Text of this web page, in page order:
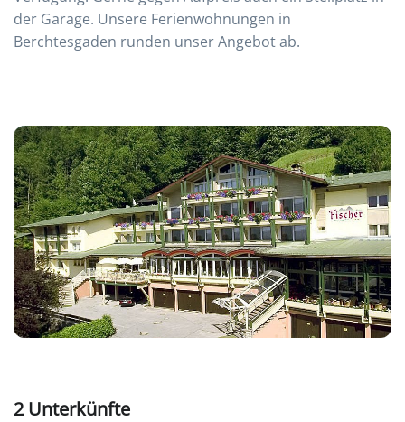
der Garage. Unsere Ferienwohnungen in
Berchtesgaden runden unser Angebot ab.
2 Unterkünfte